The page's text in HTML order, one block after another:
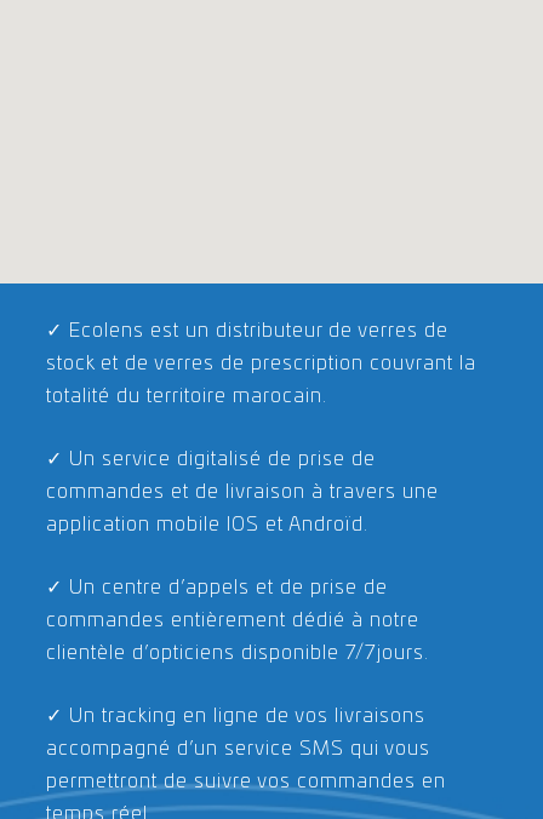
✓ Ecolens est un distributeur de verres de
stock et de verres de prescription couvrant la
totalité du territoire marocain.
✓ Un service digitalisé de prise de
commandes et de livraison à travers une
application mobile IOS et Androïd.
✓ Un centre d’appels et de prise de
commandes entièrement dédié à notre
clientèle d’opticiens disponible 7/7jours.
✓ Un tracking en ligne de vos livraisons
accompagné d’un service SMS qui vous
permettront de suivre vos commandes en
temps réel.